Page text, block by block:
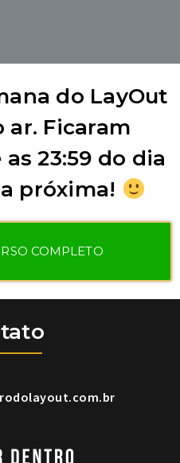
do LayOut
ar. Ficaram
23:59 do dia
próxima!
COMPLETO